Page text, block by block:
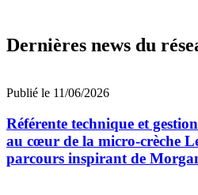
Dernières news du
Publié le 11/06/2026
Référente technique et
au cœur de la micro-crèche
parcours inspirant de